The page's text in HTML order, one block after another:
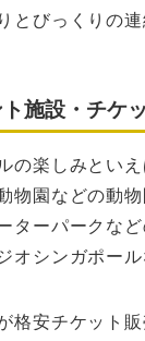
とびっくりの連
施設・チケ
の楽しみとい
物園などの動
ターパークな
オシンガポール
格安チケット